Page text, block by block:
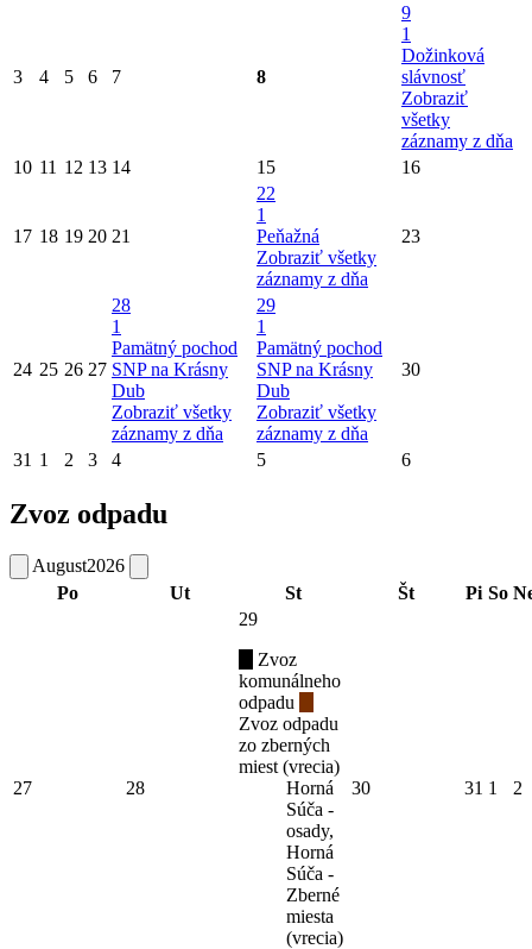
3 4 5 6 7 8
9
1
Dožinková
slávnosť
Zobraziť
všetky
záznamy z dňa
10 11 12 13 14 15 16
17 18 19 20 21
22
1
Peňažná
Zobraziť všetky
záznamy z dňa
23
24 25 26 27
28
1
Pamätný pochod
SNP na Krásny
Dub
Zobraziť všetky
záznamy z dňa
29
1
Pamätný pochod
SNP na Krásny
Dub
Zobraziť všetky
záznamy z dňa
30
31 1 2 3 4 5 6
Zvoz odpadu
August2026
Po
Ut St Št Pi So
27 28
29
Zvoz
komunálneho
odpadu
Zvoz odpadu
zo zberných
miest (vrecia)
Horná
Súča -
osady,
Horná
Súča -
Zberné
miesta
(vrecia)
30 31 1 2